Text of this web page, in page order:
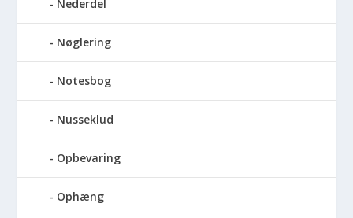
Nederdel
Nøglering
Notesbog
Nusseklud
Opbevaring
Ophæng